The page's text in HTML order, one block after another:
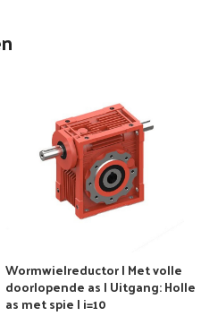
Wormwielreductor | Met volle
doorlopende as | Uitgang: Holle
as met spie | i=10